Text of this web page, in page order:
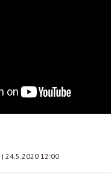
| 24.5.2020 12:00